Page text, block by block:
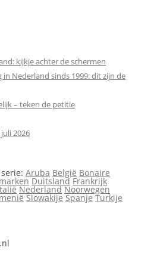
kijkje achter de schermen
Nederland sinds 1999: dit zijn de
– teken de petitie
2026
Aruba België Bonaire
Duitsland Frankrijk
Nederland Noorwegen
Slowakije Spanje Turkije